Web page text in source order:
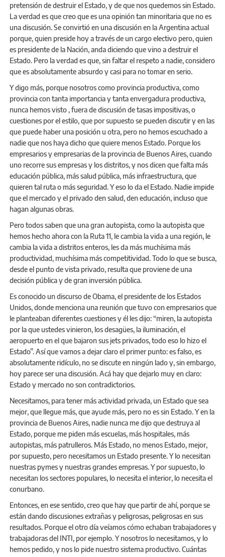
pretensión de destruir el Estado, y de que nos quedemos sin Estado.
La verdad es que creo que es una opinión tan minoritaria que no es
una discusión. Se convirtió en una discusión en la Argentina actual
porque, quien preside hoy a través de un cargo electivo pero, quien
es presidente de la Nación, anda diciendo que vino a destruir el
Estado. Pero la verdad es que, sin faltar el respeto a nadie, considero
que es absolutamente absurdo y casi para no tomar en serio.
Y digo más, porque nosotros como provincia productiva, como
provincia con tanta importancia y tanta envergadura productiva,
nunca hemos visto , fuera de discusión de tasas impositivas, o
cuestiones por el estilo, que por supuesto se pueden discutir y en las
que puede haber una posición u otra, pero no hemos escuchado a
nadie que nos haya dicho que quiere menos Estado. Porque los
empresarios y empresarias de la provincia de Buenos Aires, cuando
uno recorre sus empresas y los distritos, y nos dicen que falta más
educación pública, más salud pública, más infraestructura, que
quieren tal ruta o más seguridad. Y eso lo da el Estado. Nadie impide
que el mercado y el privado den salud, den educación, incluso que
hagan algunas obras.
Pero todos saben que una gran autopista, como la autopista que
hemos hecho ahora con la Ruta 11, le cambia la vida a una región, le
cambia la vida a distritos enteros, les da más muchísima más
productividad, muchísima más competitividad. Todo lo que se busca,
desde el punto de vista privado, resulta que proviene de una
decisión pública y de gran inversión pública.
Es conocido un discurso de Obama, el presidente de los Estados
Unidos, donde menciona una reunión que tuvo con empresarios que
le planteaban diferentes cuestiones y él les dijo: “miren, la autopista
por la que ustedes vinieron, los desagües, la iluminación, el
aeropuerto en el que bajaron sus jets privados, todo eso lo hizo el
Estado”. Así que vamos a dejar claro el primer punto: es falso, es
absolutamente ridículo, no se discute en ningún lado y, sin embargo,
hoy parece ser una discusión. Acá hay que dejarlo muy en claro:
Estado y mercado no son contradictorios.
Necesitamos, para tener más actividad privada, un Estado que sea
mejor, que llegue más, que ayude más, pero no es sin Estado. Y en la
provincia de Buenos Aires, nadie nunca me dijo que destruya al
Estado, porque me piden más escuelas, más hospitales, más
autopistas, más patrulleros. Más Estado, no menos Estado, mejor,
por supuesto, pero necesitamos un Estado presente. Y lo necesitan
nuestras pymes y nuestras grandes empresas. Y por supuesto, lo
necesitan los sectores populares, lo necesita el interior, lo necesita el
conurbano.
Entonces, en ese sentido, creo que hay que partir de ahí, porque se
están dando discusiones extrañas y peligrosas, peligrosas en sus
resultados. Porque el otro día veíamos cómo echaban trabajadores y
trabajadoras del INTI, por ejemplo. Y nosotros lo necesitamos, y lo
hemos pedido, y nos lo pide nuestro sistema productivo. Cuántas